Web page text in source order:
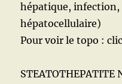
hépatique,
hépatocellulaire)
Pour voir le topo :
STEATOTHEPATITE